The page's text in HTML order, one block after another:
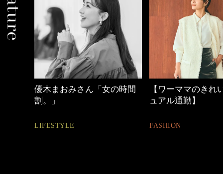
【ワーママのきれいめカジ
ュアル通勤】
FASHION
40代の小顔メイク